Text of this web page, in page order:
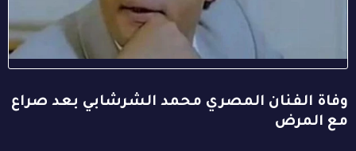
وفاة الفنان المصري محمد الشرشابي بعد صراع
مع المرض